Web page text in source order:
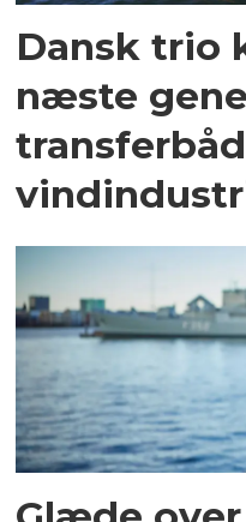
Dansk trio
næste